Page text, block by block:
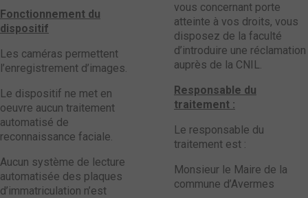
Fonctionnement du
dispositif
Les caméras permettent
l’enregistrement d’images.
Le dispositif ne met en
oeuvre aucun traitement
automatisé de
reconnaissance faciale.
Aucun système de lecture
automatisée des plaques
d’immatriculation n’est
vous concernant porte
atteinte à vos droits, vous
disposez de la faculté
d’introduire une réclamation
auprès de la CNIL.
Responsable du
traitement :
Le responsable du
traitement est :
Monsieur le Maire de la
commune d’Avermes